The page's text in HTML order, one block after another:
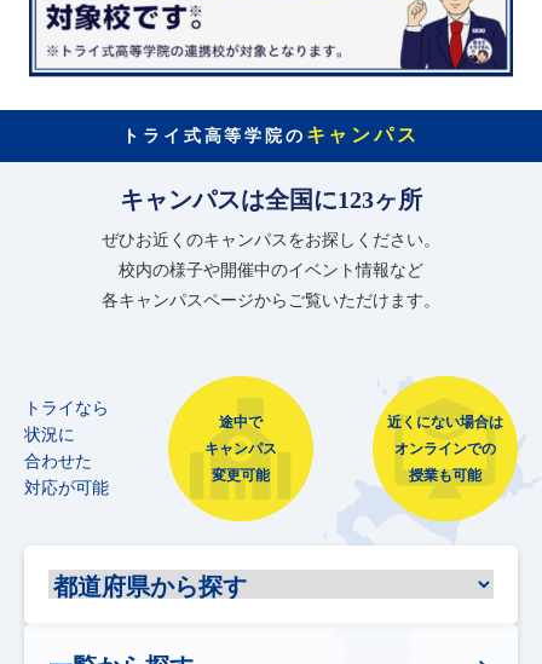
トライ式高等学院の キャンパス
キャンパスは全国に123ヶ所
ぜひお近くのキャンパスをお探しください。
校内の様子や開催中のイベント情報など
各キャンパスページからご覧いただけます。
トライなら
状況に
合わせた
対応が可能
途中で
キャンパス
変更可能
近くにない場合は
オンラインでの
授業も可能